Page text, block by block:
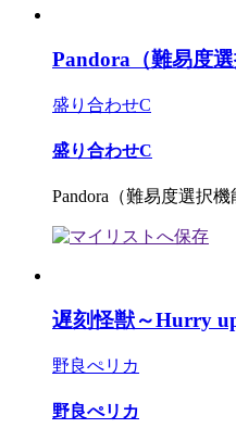
Pandora（難易度
盛り合わせC
盛り合わせC
Pandora（難易度選択機
遅刻怪獣～Hurry
野良ぺリカ
野良ぺリカ